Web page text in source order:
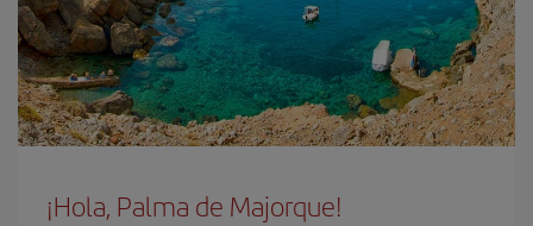
¡Hola, Palma de Majorque!